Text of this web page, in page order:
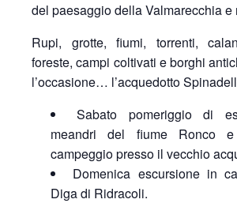
del paesaggio della Valmarecchia e
Rupi, grotte, fiumi, torrenti,
foreste, campi coltivati e borghi
l’occasione… l’acquedotto
Sabato pomeriggio di
meandri del fiume Ronco
campeggio presso il vecchio
Domenica escursione in
Diga di Ridracoli.